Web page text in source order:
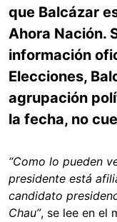
que Balcázar
Ahora Nación.
información
Elecciones,
agrupación
la fecha, no
“Como lo pueden
presidente está
candidato
Chau”, se lee en el